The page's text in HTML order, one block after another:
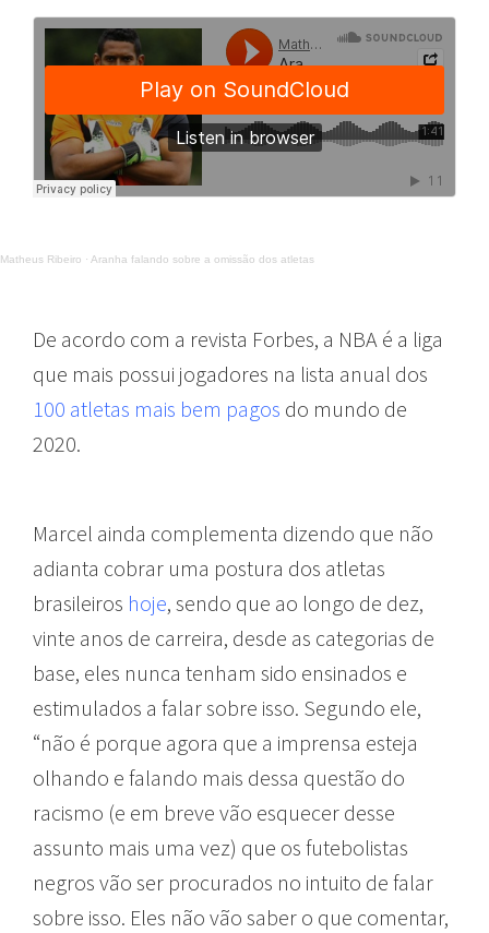
Matheus Ribeiro · Aranha falando sobre a omissão dos atletas
De acordo com a revista Forbes, a NBA é a liga
que mais possui jogadores na lista anual dos
100 atletas mais bem pagos do mundo de
2020.
Marcel ainda complementa dizendo que não
adianta cobrar uma postura dos atletas
brasileiros hoje, sendo que ao longo de dez,
vinte anos de carreira, desde as categorias de
base, eles nunca tenham sido ensinados e
estimulados a falar sobre isso. Segundo ele,
“não é porque agora que a imprensa esteja
olhando e falando mais dessa questão do
racismo (e em breve vão esquecer desse
assunto mais uma vez) que os futebolistas
negros vão ser procurados no intuito de falar
sobre isso. Eles não vão saber o que comentar,